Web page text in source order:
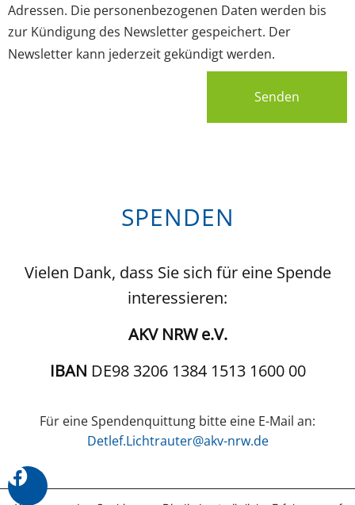
Adressen. Die personenbezogenen Daten werden bis
zur Kündigung des Newsletter gespeichert. Der
Newsletter kann jederzeit gekündigt werden.
Senden
SPENDEN
Vielen Dank, dass Sie sich für eine Spende
interessieren:
AKV NRW e.V.
IBAN DE98 3206 1384 1513 1600 00
Für eine Spendenquittung bitte eine E-Mail an:
Detlef.Lichtrauter@akv-nrw.de